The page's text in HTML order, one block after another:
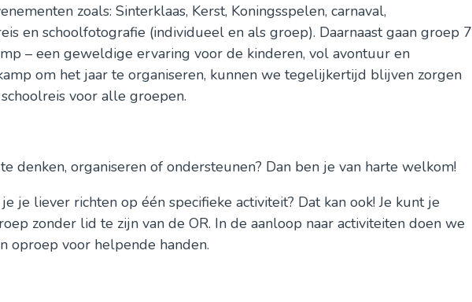
zoals: Sinterklaas, Kerst, Koningsspelen, carnaval,
en schoolfotografie (individueel en als groep). Daarnaast gaan groep 7
– een geweldige ervaring voor de kinderen, vol avontuur en
om het jaar te organiseren, kunnen we tegelijkertijd blijven zorgen
voor alle groepen.
denken, organiseren of ondersteunen? Dan ben je van harte welkom!
je liever richten op één specifieke activiteit? Dat kan ook! Je kunt je
zonder lid te zijn van de OR. In de aanloop naar activiteiten doen we
oproep voor helpende handen.